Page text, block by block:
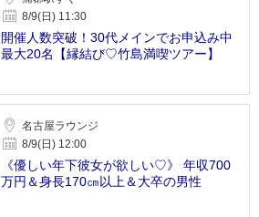
8/9(日) 11:30
開催人数突破！30代メインでお申込み中
最大20名【縁結び♡竹島満喫ツアー】
名古屋ラウンジ
8/9(日) 12:00
《優しい年下彼女が欲しい♡》 年収700
万円＆身長170㎝以上＆大卒の男性